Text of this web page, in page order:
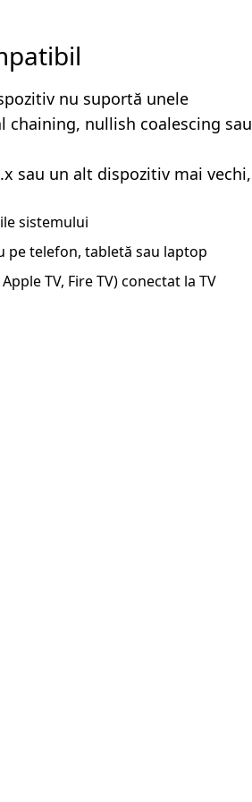
nu suportă unele
chaining, nullish coalescing sau
sau un alt dispozitiv mai vechi,
sistemului
pe telefon, tabletă sau laptop
TV, Fire TV) conectat la TV